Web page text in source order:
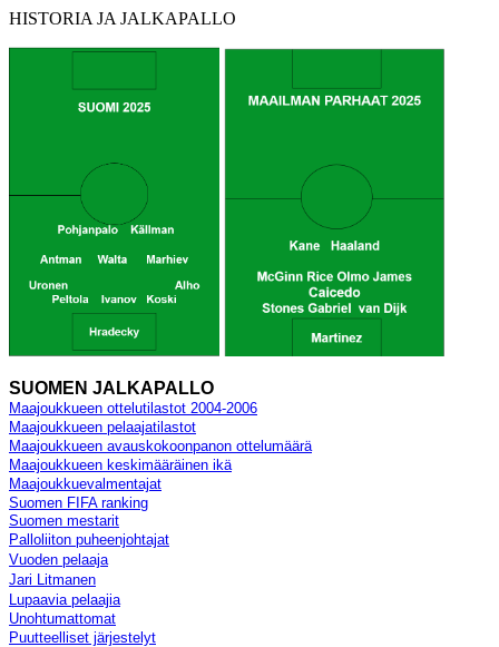
HISTORIA JA JALKAPALLO
SUOMEN JALKAPALLO
Maajoukkueen ottelutilastot 2004-2006
Maajoukkueen pelaajatilastot
Maajoukkueen avauskokoonpanon ottelumäärä
Maajoukkueen keskimääräinen ikä
Maajoukkuevalmentajat
Suomen FIFA ranking
Suomen mestarit
Palloliiton puheenjohtajat
Vuoden pelaaja
Jari Litmanen
Lupaavia pelaajia
Unohtumattomat
Puutteelliset järjestelyt